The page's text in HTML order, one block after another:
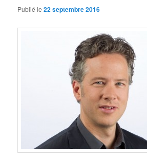
Publié le22 septembre 2016